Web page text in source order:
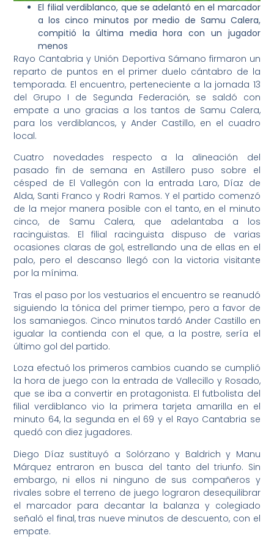
El filial verdiblanco, que se adelantó en el marcador
a los cinco minutos por medio de Samu Calera,
compitió la última media hora con un jugador
menos
Rayo Cantabria y Unión Deportiva Sámano firmaron un
reparto de puntos en el primer duelo cántabro de la
temporada. El encuentro, perteneciente a la jornada 13
del Grupo I de Segunda Federación, se saldó con
empate a uno gracias a los tantos de Samu Calera,
para los verdiblancos, y Ander Castillo, en el cuadro
local.
Cuatro novedades respecto a la alineación del
pasado fin de semana en Astillero puso sobre el
césped de El Vallegón con la entrada Laro, Díaz de
Alda, Santi Franco y Rodri Ramos. Y el partido comenzó
de la mejor manera posible con el tanto, en el minuto
cinco, de Samu Calera, que adelantaba a los
racinguistas. El filial racinguista dispuso de varias
ocasiones claras de gol, estrellando una de ellas en el
palo, pero el descanso llegó con la victoria visitante
por la mínima.
Tras el paso por los vestuarios el encuentro se reanudó
siguiendo la tónica del primer tiempo, pero a favor de
los samaniegos. Cinco minutos tardó Ander Castillo en
igualar la contienda con el que, a la postre, sería el
último gol del partido.
Loza efectuó los primeros cambios cuando se cumplió
la hora de juego con la entrada de Vallecillo y Rosado,
que se iba a convertir en protagonista. El futbolista del
filial verdiblanco vio la primera tarjeta amarilla en el
minuto 64, la segunda en el 69 y el Rayo Cantabria se
quedó con diez jugadores.
Diego Díaz sustituyó a Solórzano y Baldrich y Manu
Márquez entraron en busca del tanto del triunfo. Sin
embargo, ni ellos ni ninguno de sus compañeros y
rivales sobre el terreno de juego lograron desequilibrar
el marcador para decantar la balanza y colegiado
señaló el final, tras nueve minutos de descuento, con el
empate.